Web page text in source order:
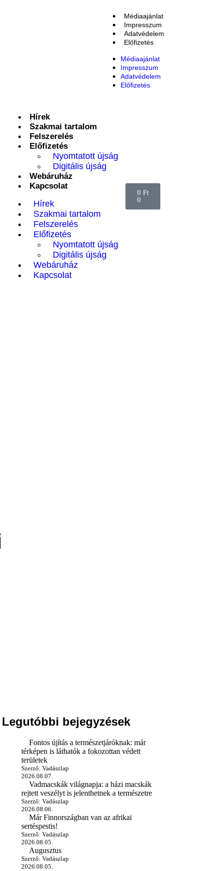
Médiaajánlat
Impresszum
Adatvédelem
Előfizetés
Médiaajánlat
Impresszum
Adatvédelem
Előfizetés
Hírek
Szakmai tartalom
Felszerelés
Előfizetés
Nyomtatott újság
Digitális újság
Webáruház
Kapcsolat
Hírek
Szakmai tartalom
Felszerelés
Előfizetés
Nyomtatott újság
Digitális újság
Webáruház
Kapcsolat
0 Ft
0
Legutóbbi bejegyzések
Fontos újítás a természetjáróknak: már
térképen is láthatók a fokozottan védett
területek
Szerző: Vadászlap
2026.08.07.
Vadmacskák világnapja: a házi macskák
rejtett veszélyt is jelenthetnek a természetre
Szerző: Vadászlap
2026.08.06.
Már Finnországban van az afrikai
sertéspestis!
Szerző: Vadászlap
2026.08.05.
Augusztus
Szerző: Vadászlap
2026.08.05.